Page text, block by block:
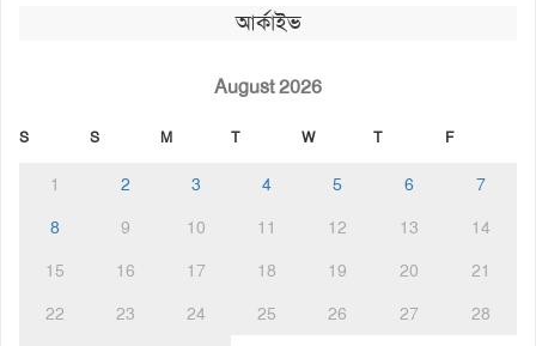
আর্কাইভ
August 2026
S S M T W T F
1 2 3 4 5 6
7
8
9 10 11 12 13
14
15
16 17 18 19 20
21
22
23 24 25 26 27
28